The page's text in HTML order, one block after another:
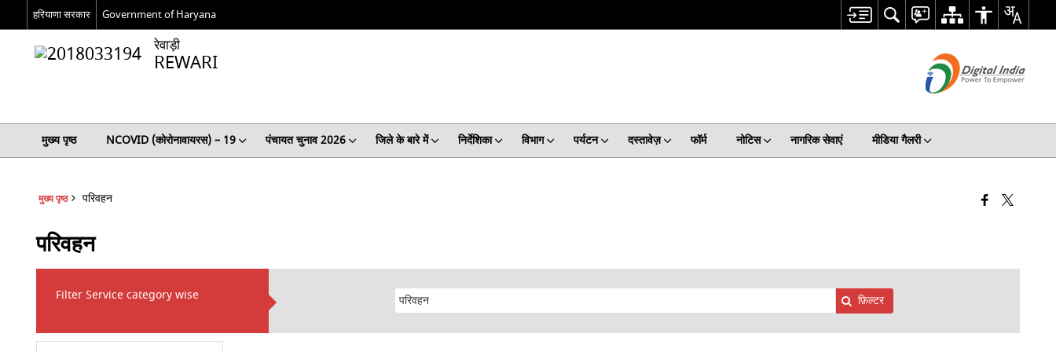
हरियाणा सरकार Government of Haryana
रेवाड़ी
REWARI
मुख्य पृष्ठ NCOVID (कोरोनावायरस) – 19 पंचायत चुनाव 2026 जिले के बारे में निर्देशिका विभाग पर्यटन दस्तावेज़ फॉर्म नोटिस नागरिक सेवाएं मीडिया गैलरी
मुख्य पृष्ठ परिवहन
परिवहन
Filter Service category wise फ़िल्टर